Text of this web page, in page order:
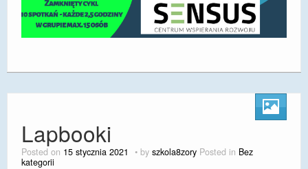
Lapbooki
Posted on 15 stycznia 2021 by szkola8zory Posted in Bez
kategorii